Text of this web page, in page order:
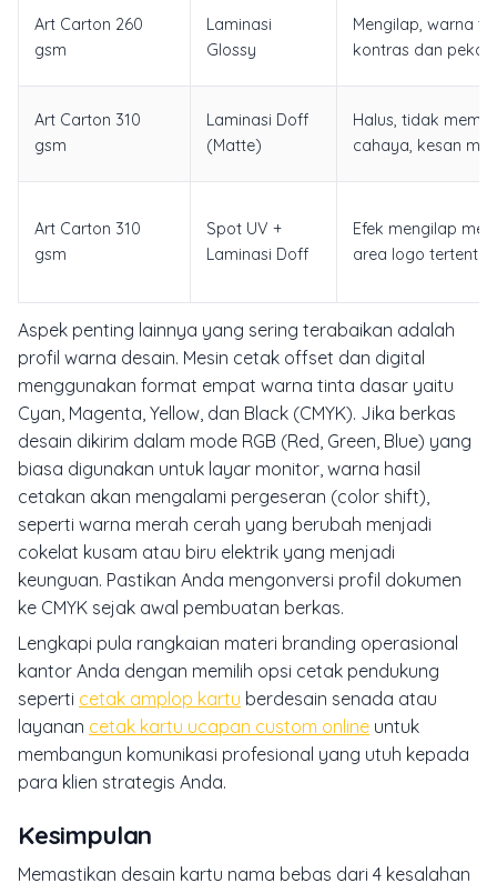
Art Carton 260
gsm
Laminasi
Glossy
Mengilap, warna
kontras dan pekat
Art Carton 310
gsm
Laminasi Doff
(Matte)
Halus, tidak
cahaya, kesan
Art Carton 310
gsm
Spot UV +
Laminasi Doff
Efek mengilap
area logo tertentu
Aspek penting lainnya yang sering terabaikan adalah
profil warna desain. Mesin cetak offset dan digital
menggunakan format empat warna tinta dasar yaitu
Cyan, Magenta, Yellow, dan Black (CMYK). Jika berkas
desain dikirim dalam mode RGB (Red, Green, Blue) yang
biasa digunakan untuk layar monitor, warna hasil
cetakan akan mengalami pergeseran (color shift),
seperti warna merah cerah yang berubah menjadi
cokelat kusam atau biru elektrik yang menjadi
keunguan. Pastikan Anda mengonversi profil dokumen
ke CMYK sejak awal pembuatan berkas.
Lengkapi pula rangkaian materi branding operasional
kantor Anda dengan memilih opsi cetak pendukung
seperti cetak amplop kartu berdesain senada atau
layanan cetak kartu ucapan custom online untuk
membangun komunikasi profesional yang utuh kepada
para klien strategis Anda.
Kesimpulan
Memastikan desain kartu nama bebas dari 4 kesalahan